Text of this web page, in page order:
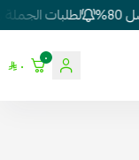
لطلبات الجملة
٠ ٠